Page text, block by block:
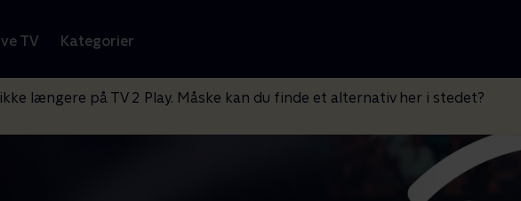
TV Kategorier
længere på TV 2 Play. Måske kan du finde et alternativ her i stedet?